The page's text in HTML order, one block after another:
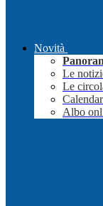
Novità
Le
Le
Albo